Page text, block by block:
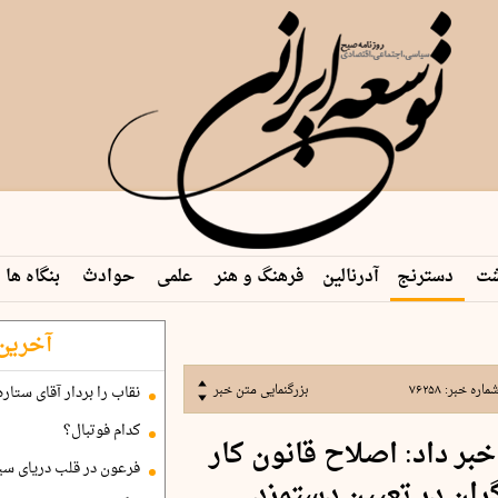
دسترنج آدرنالین فرهنگ و هنر علمی حوادث بنگاه ها
شماره خبر:۷۶۲۵۸ بزرگنمایی متن خبر
داد: اصلاح قانون کار
نقاب را بردار آقای
کدام فوتبال؟
فرعون در قلب دریای